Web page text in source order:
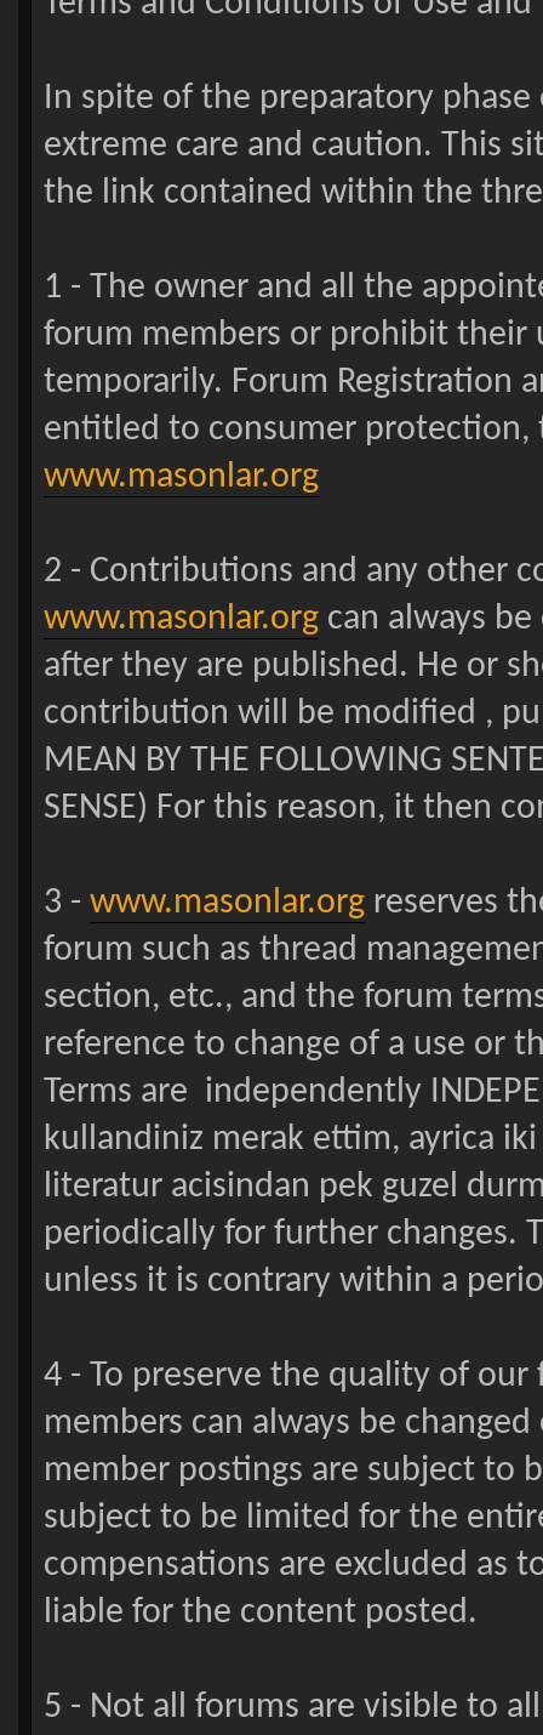
In spite of the preparatory
extreme care and caution. This
the link contained within the
1 - The owner and all the
forum members or prohibit their
temporarily. Forum Registration
entitled to consumer protection,
www.masonlar.org
2 - Contributions and any other
www.masonlar.orgcan always
after they are published. He or
contribution will be modified ,
MEAN BY THE FOLLOWING
SENSE) For this reason, it then
3 - www.masonlar.orgreserves
forum such as thread
section, etc., and the forum
reference to change of a use or
Terms are independently
kullandiniz merak ettim, ayrica
literatur acisindan pek guzel
periodically for further changes.
unless it is contrary within a
4 - To preserve the quality of
members can always be
member postings are subject to
subject to be limited for the
compensations are excluded as
liable for the content posted.
5 - Not all forums are visible to